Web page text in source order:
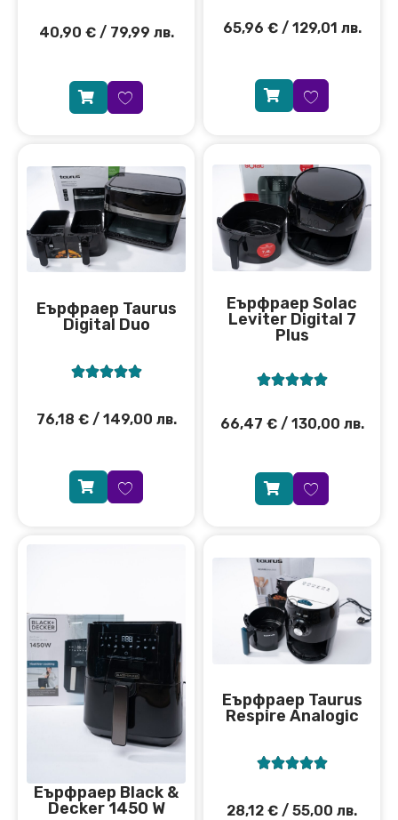
40,90 €/ 79,99 лв. 65,96 €/ 129,01 лв.
Еърфраер Taurus
Digital Duo

76,18 €/ 149,00 лв.
Еърфраер Solac
Leviter Digital 7
Plus

66,47 €/ 130,00 лв.
Еърфраер Black &
Decker 1450 W
Eърфраер Taurus
Respire Analogic

28,12 € / 55,00 лв.